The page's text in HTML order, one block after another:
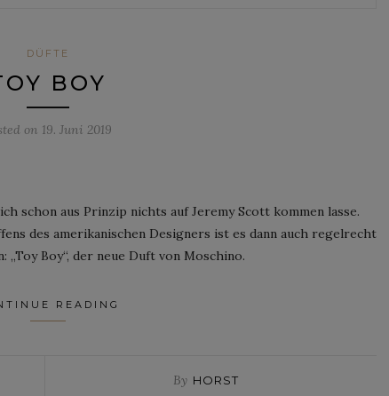
DÜFTE
BOY
on 19. Juni 2019
schon aus Prinzip nichts auf Jeremy Scott kommen lasse.
des amerikanischen Designers ist es dann auch regelrecht
Boy“, der neue Duft von Moschino.
READING
By HORST